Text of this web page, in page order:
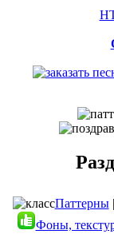
Паттерны|
Фоны,